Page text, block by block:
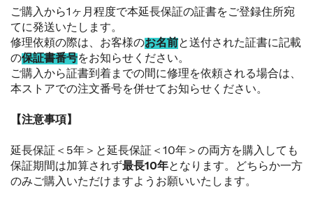
ご購入から1ヶ月程度で本延長保証の証書をご登録住所宛
てに発送いたします。
修理依頼の際は、お客様のお名前と送付された証書に記載
の保証書番号をお知らせください。
ご購入から証書到着までの間に修理を依頼される場合は、
本ストアでの注文番号を併せてお知らせください。
【注意事項】
延長保証＜5年＞と延長保証＜10年＞の両方を購入しても
保証期間は加算されず最長10年となります。どちらか一方
のみご購入いただけますようお願いいたします。